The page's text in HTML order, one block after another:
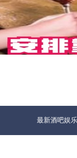
最新酒吧娱乐资讯免费咨